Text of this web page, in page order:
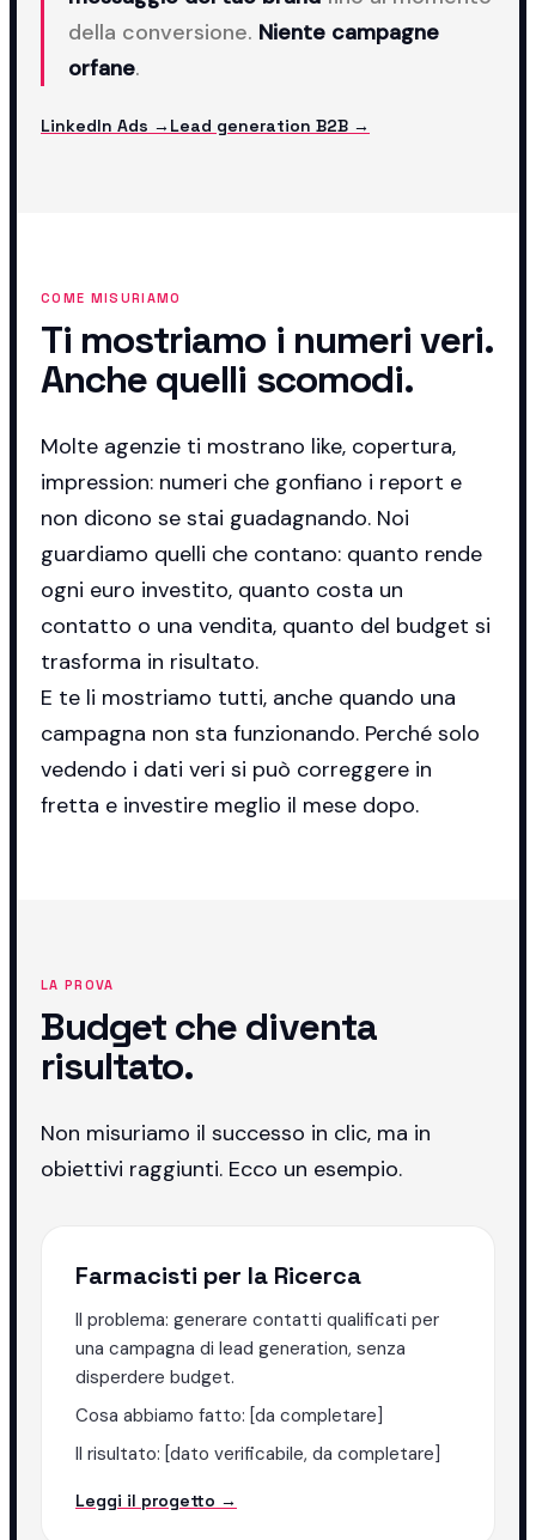
della conversione. Niente campagne
orfane.
LinkedIn Ads → Lead generation B2B →
COME MISURIAMO
Ti mostriamo i numeri veri.
Anche quelli scomodi.
Molte agenzie ti mostrano like, copertura,
impression: numeri che gonfiano i report e
non dicono se stai guadagnando. Noi
guardiamo quelli che contano: quanto rende
ogni euro investito, quanto costa un
contatto o una vendita, quanto del budget si
trasforma in risultato.
E te li mostriamo tutti, anche quando una
campagna non sta funzionando. Perché solo
vedendo i dati veri si può correggere in
fretta e investire meglio il mese dopo.
LA PROVA
Budget che diventa
risultato.
Non misuriamo il successo in clic, ma in
obiettivi raggiunti. Ecco un esempio.
Farmacisti per la Ricerca
Il problema: generare contatti qualificati per
una campagna di lead generation, senza
disperdere budget.
Cosa abbiamo fatto: [da completare]
Il risultato: [dato verificabile, da completare]
Leggi il progetto →